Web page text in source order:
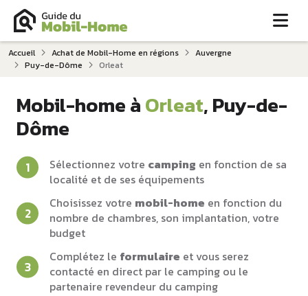
Accueil Achat de Mobil-Home en régions
Auvergne
Puy-de-Dôme
Orleat
Mobil-home àOrleat, Puy-de-
Dôme
Sélectionnez votre camping en fonction de sa
localité et de ses équipements
Choisissez votre mobil-home en fonction du
nombre de chambres, son implantation, votre
budget
Complétez le formulaire et vous serez
contacté en direct par le camping ou le
partenaire revendeur du camping